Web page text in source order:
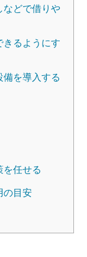
などで借りや
るようにす
を導入する
任せる
の目安